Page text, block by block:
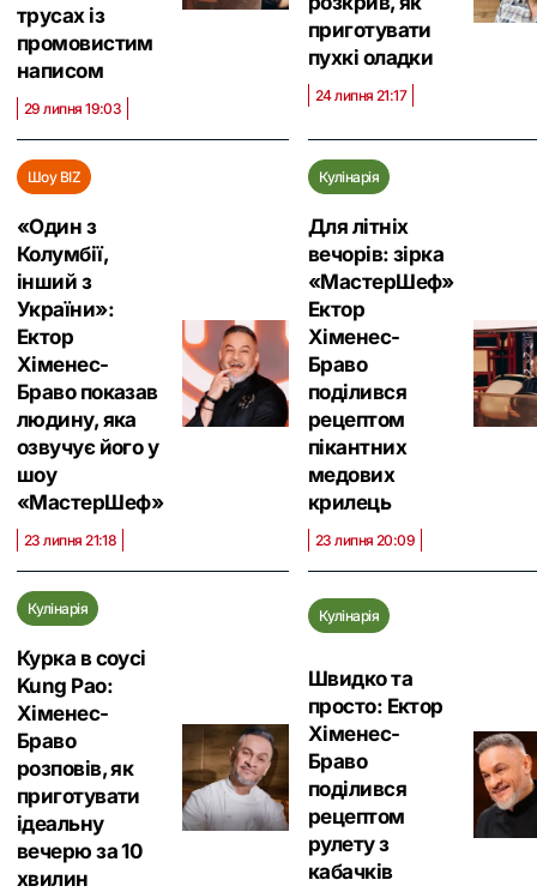
трусах із
промовистим
написом
29 липня 19:03
приготувати
пухкі оладки
24 липня 21:17
Шоу BIZ
«Один з
Колумбії,
інший з
України»:
Ектор
Хіменес-
Браво показав
людину, яка
озвучує його у
шоу
«МастерШеф»
23 липня 21:18
Кулінарія
Для літніх
вечорів: зірка
«МастерШеф»
Ектор
Хіменес-
Браво
поділився
рецептом
пікантних
медових
крилець
23 липня 20:09
Кулінарія
Курка в соусі
Kung Pao:
Хіменес-
Браво
розповів, як
приготувати
ідеальну
вечерю за 10
хвилин
Кулінарія
Швидко та
просто: Ектор
Хіменес-
Браво
поділився
рецептом
рулету з
кабачків